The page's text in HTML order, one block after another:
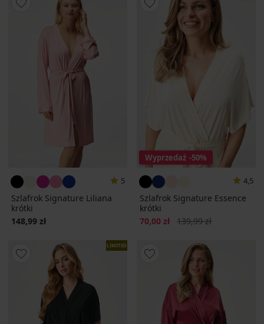
5
Szlafrok Signature Liliana
krótki
148,99 zł
Wyprzedaż -50%
4,5
Szlafrok Signature Essence
krótki
Zniżka
70,00 zł Pierwotna cena
139,99 zł
LIMITED